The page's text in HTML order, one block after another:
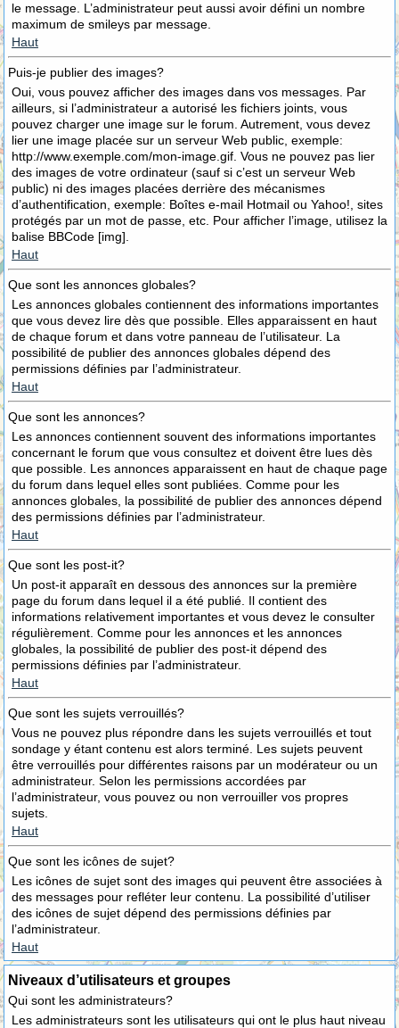
le message. L’administrateur peut aussi avoir défini un nombre
maximum de smileys par message.
Haut
Puis-je publier des images?
Oui, vous pouvez afficher des images dans vos messages. Par
ailleurs, si l’administrateur a autorisé les fichiers joints, vous
pouvez charger une image sur le forum. Autrement, vous devez
lier une image placée sur un serveur Web public, exemple:
http://www.exemple.com/mon-image.gif. Vous ne pouvez pas lier
des images de votre ordinateur (sauf si c’est un serveur Web
public) ni des images placées derrière des mécanismes
d’authentification, exemple: Boîtes e-mail Hotmail ou Yahoo!, sites
protégés par un mot de passe, etc. Pour afficher l’image, utilisez la
balise BBCode [img].
Haut
Que sont les annonces globales?
Les annonces globales contiennent des informations importantes
que vous devez lire dès que possible. Elles apparaissent en haut
de chaque forum et dans votre panneau de l’utilisateur. La
possibilité de publier des annonces globales dépend des
permissions définies par l’administrateur.
Haut
Que sont les annonces?
Les annonces contiennent souvent des informations importantes
concernant le forum que vous consultez et doivent être lues dès
que possible. Les annonces apparaissent en haut de chaque page
du forum dans lequel elles sont publiées. Comme pour les
annonces globales, la possibilité de publier des annonces dépend
des permissions définies par l’administrateur.
Haut
Que sont les post-it?
Un post-it apparaît en dessous des annonces sur la première
page du forum dans lequel il a été publié. Il contient des
informations relativement importantes et vous devez le consulter
régulièrement. Comme pour les annonces et les annonces
globales, la possibilité de publier des post-it dépend des
permissions définies par l’administrateur.
Haut
Que sont les sujets verrouillés?
Vous ne pouvez plus répondre dans les sujets verrouillés et tout
sondage y étant contenu est alors terminé. Les sujets peuvent
être verrouillés pour différentes raisons par un modérateur ou un
administrateur. Selon les permissions accordées par
l’administrateur, vous pouvez ou non verrouiller vos propres
sujets.
Haut
Que sont les icônes de sujet?
Les icônes de sujet sont des images qui peuvent être associées à
des messages pour refléter leur contenu. La possibilité d’utiliser
des icônes de sujet dépend des permissions définies par
l’administrateur.
Haut
Niveaux d’utilisateurs et groupes
Qui sont les administrateurs?
Les administrateurs sont les utilisateurs qui ont le plus haut niveau